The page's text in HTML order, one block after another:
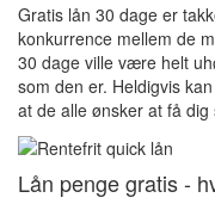
Gratis lån 30 dage er
konkurrence mellem de
30 dage ville være helt
som den er. Heldigvis
at de alle ønsker at få dig
Lån penge gratis -